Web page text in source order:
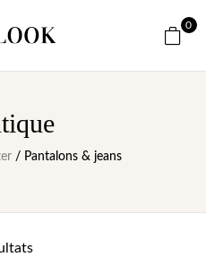
0
/ Pantalons & jeans